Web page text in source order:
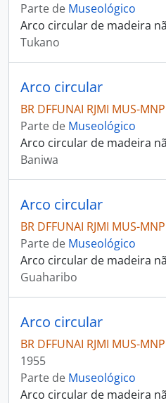
Parte de Museológico
Arco circular de madeira
Tukano
Arco circular
BR DFFUNAI RJMI MUS-
Parte de Museológico
Arco circular de madeira
Baniwa
Arco circular
BR DFFUNAI RJMI MUS-
Parte de Museológico
Arco circular de madeira
Guaharibo
Arco circular
BR DFFUNAI RJMI MUS-
1955
Parte de Museológico
Arco circular de madeira